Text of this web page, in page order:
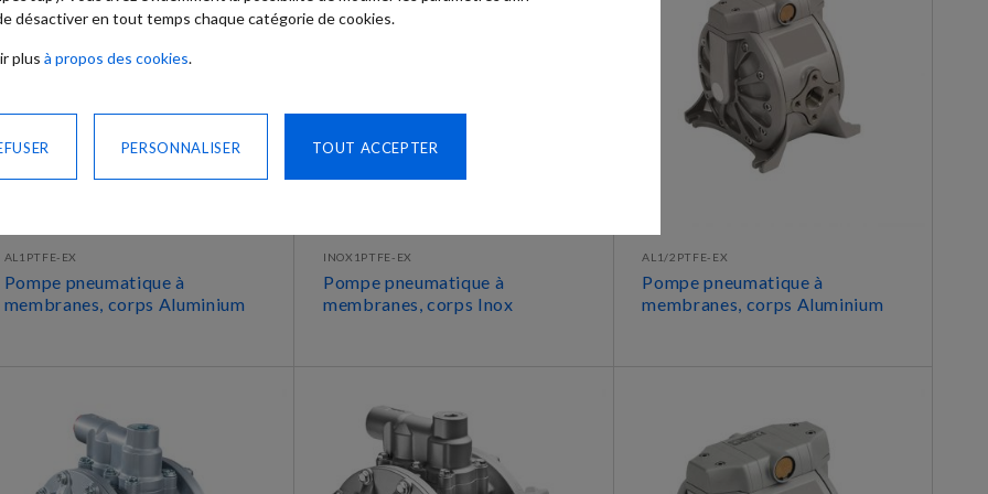
AL1PTFE-EX
Pompe pneumatique à
membranes, corps Aluminium
INOX1PTFE-EX
Pompe pneumatique à
membranes, corps Inox
AL1/2PTFE-EX
Pompe pneumatique à
membranes, corps Aluminium
désactiver en tout temps chaque catégorie de cookies.
plus à propos des cookies.
TOUT ACCEPTER
PERSONNALISER